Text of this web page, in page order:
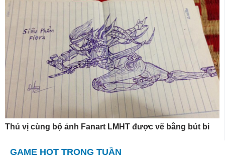
Thú vị cùng bộ ảnh Fanart LMHT được vẽ bằng bút bi
GAME HOT TRONG TUẦN